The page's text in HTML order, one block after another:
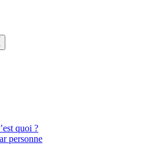
quoi ?
personne